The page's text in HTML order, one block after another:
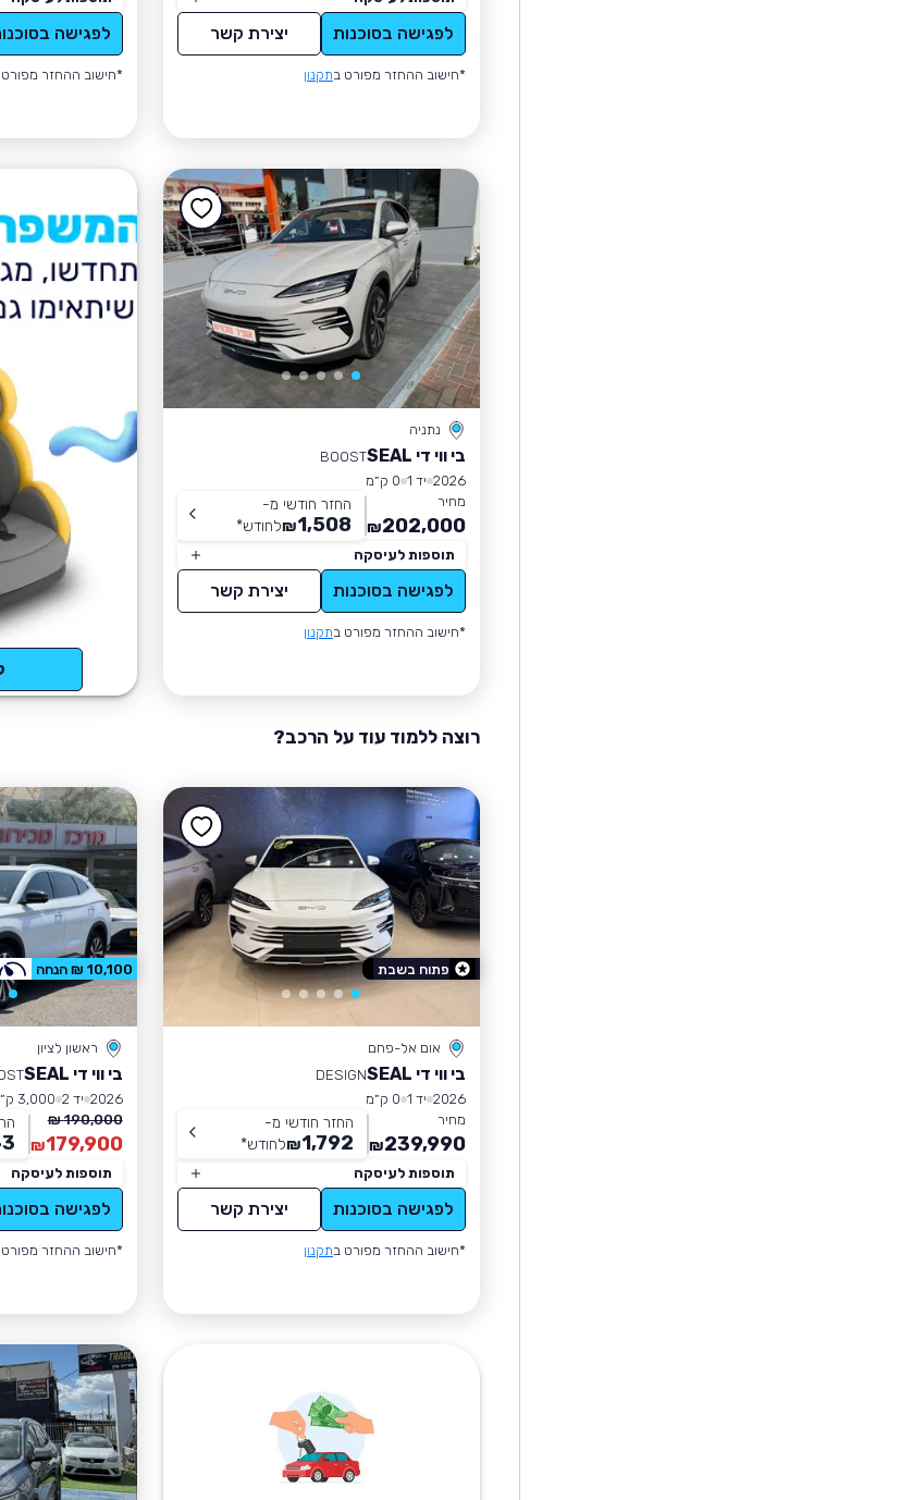
לפגישה בסוכנות יצירת קשר
*חישוב ההחזר מפורט בתקנון
לפגישה
*חישוב ההחזר
נתניה
בי ווי די SEAL
BOOST
2026 יד 1
0 ק״מ
מחיר
202,000
₪
החזר חודשי מ-
1,508
₪לחודש*
תוספות לעיסקה
לפגישה בסוכנות יצירת קשר
*חישוב ההחזר מפורט בתקנון
רוצה ללמוד עוד על הרכב?
אום אל-פחם
בי ווי די SEAL
DESIGN
2026 יד 1
0 ק״מ
מחיר
239,990
₪
החזר חודשי מ-
1,792
₪לחודש*
תוספות לעיסקה
לפגישה בסוכנות יצירת קשר
*חישוב ההחזר מפורט בתקנון
פתוח בשבת
ראשון לציון
בי ווי די SEAL
2026 יד 2
3,000 ק״מ
190,000 ₪
179,900
₪
תוספות לעיסקה
לפגישה
*חישוב ההחזר
10,100 ₪ הנחה